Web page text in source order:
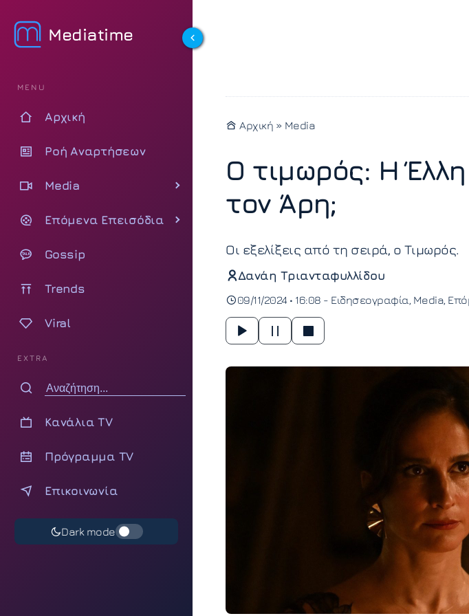
Mediatime
MENU
Αρχική
Ροή Αναρτήσεων
Media
Επόμενα Επεισόδια
Gossip
Trends
Viral
EXTRA
Κανάλια TV
Πρόγραμμα TV
Επικοινωνία
Dark mode
Αρχική » Media
Ο τιμωρός: Η
τον Άρη;
Οι εξελίξεις από τη σειρά, ο Τιμωρός.
Δανάη Τριανταφυλλίδου
09/11/2024 • 16:08 - Ειδησεογραφία Media